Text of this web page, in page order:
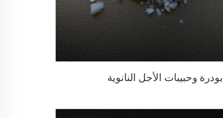
بودرة وحبيبات الأجل النانوية